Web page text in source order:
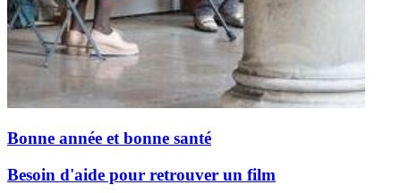
Bonne année et bonne santé
Besoin d'aide pour retrouver un film